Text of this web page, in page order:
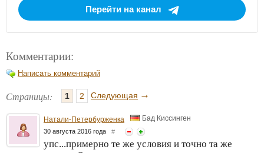
Перейти на канал
Комментарии:
Написать комментарий
Страницы: 1 2 Следующая →
Натали-Петербурженка Бад Киссинген
30 августа 2016 года #
упс...примерно те же условия и точно та же